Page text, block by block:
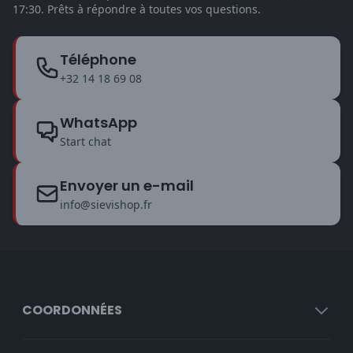
17:30. Prêts à répondre à toutes vos questions.
Téléphone
+32 14 18 69 08
WhatsApp
Start chat
Envoyer un e-mail
info@sievishop.fr
COORDONNÉES